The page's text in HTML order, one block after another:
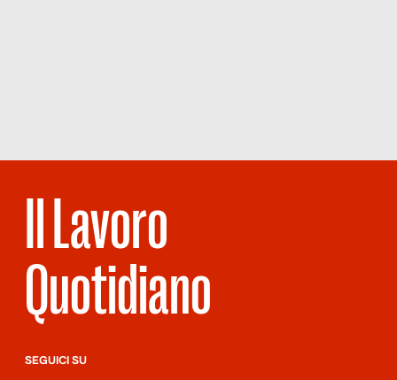
Il Lavoro
Quotidiano
SEGUICI SU